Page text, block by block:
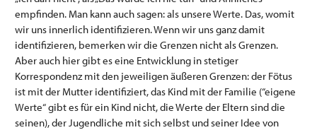
empfinden. Man kann auch sagen: als unsere Werte. Das, womit
wir uns innerlich identifizieren. Wenn wir uns ganz damit
identifizieren, bemerken wir die Grenzen nicht als Grenzen.
Aber auch hier gibt es eine Entwicklung in stetiger
Korrespondenz mit den jeweiligen äußeren Grenzen: der Fötus
ist mit der Mutter identifiziert, das Kind mit der Familie (“eigene
Werte“ gibt es für ein Kind nicht, die Werte der Eltern sind die
seinen), der Jugendliche mit sich selbst und seiner Idee von